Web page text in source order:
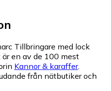
Tillbringare med lock
är en av de 100 mest
Kannor & karaffer.
från nätbutiker och